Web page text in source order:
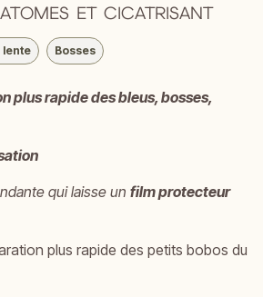
ET CICATRISANT
lente Bosses
plus rapide des bleus, bosses,
qui laisse un film protecteur
plus rapide des petits bobos du